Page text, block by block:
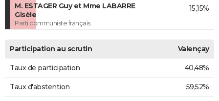
M. ESTAGER Guy et Mme LABARRE
Gisèle
Parti communiste français
15,15%
Participation au scrutin Valençay
Taux de participation 40,48%
Taux d'abstention 59,52%